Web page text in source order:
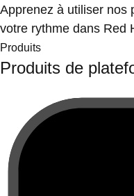
Apprenez à utiliser nos
votre rythme dans Red
Produits
Produits de